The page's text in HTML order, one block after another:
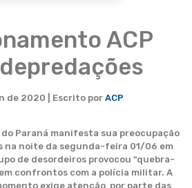
ACP
de 2020 | Escrito por ACP
do Paraná manifesta sua preocupação
na noite da segunda-feira 01/06 em
de desordeiros provocou “quebra-
confrontos com a polícia militar. A
exige atenção por parte das